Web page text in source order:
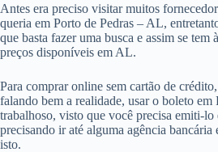
Antes era preciso visitar muitos
queria em Porto de Pedras – AL,
que basta fazer uma busca e assim se tem
preços disponíveis em AL.
Para comprar online sem cartão de
falando bem a realidade, usar o boleto em
trabalhoso, visto que você precisa emiti-lo
precisando ir até alguma agência bancária
isto.